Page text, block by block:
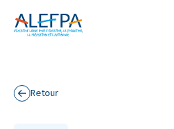
Aller au contenu principal
Retour
aux actualités